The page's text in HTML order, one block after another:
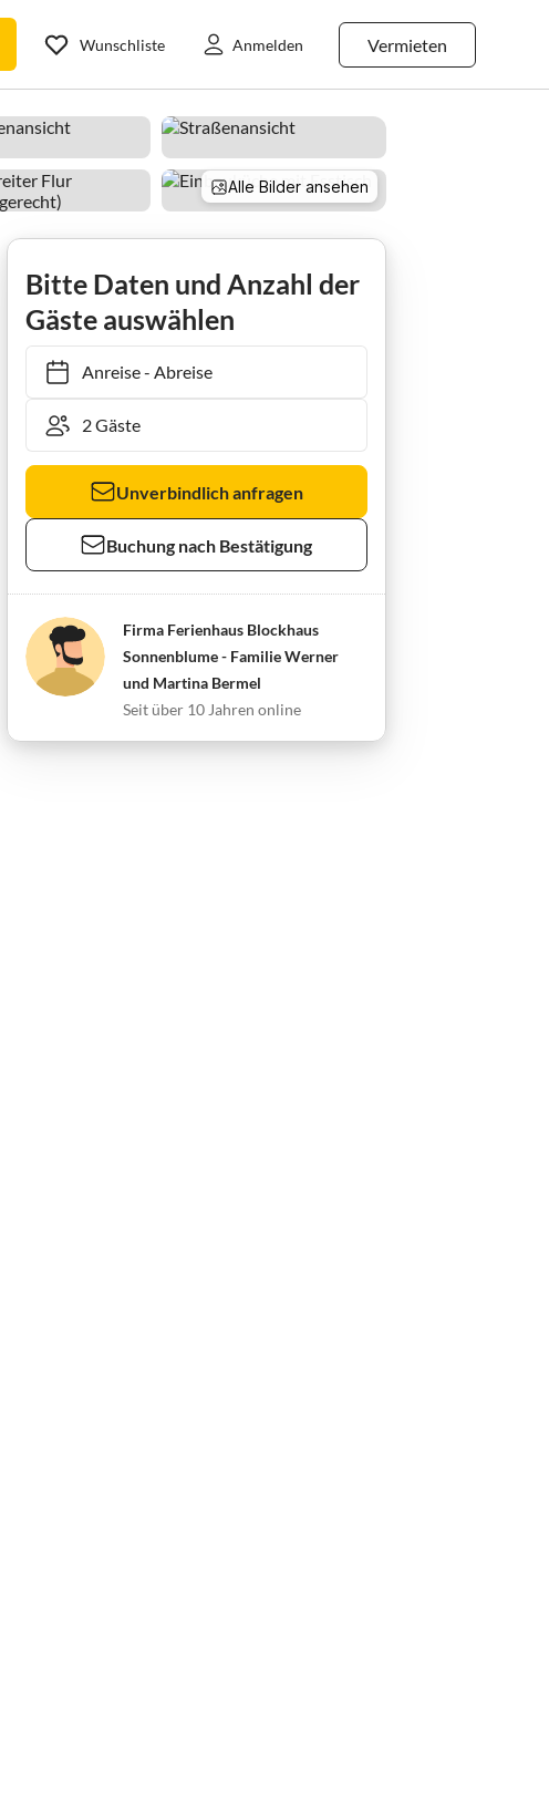
Vermieten
Wunschliste Anmelden
Alle Bilder ansehen
Bitte Daten und Anzahl der
Gäste auswählen
Anreise- Abreise
Unverbindlich anfragen
Buchung nach Bestätigung
Firma Ferienhaus Blockhaus
Sonnenblume - Familie Werner
und Martina Bermel
Seit über 10 Jahren online